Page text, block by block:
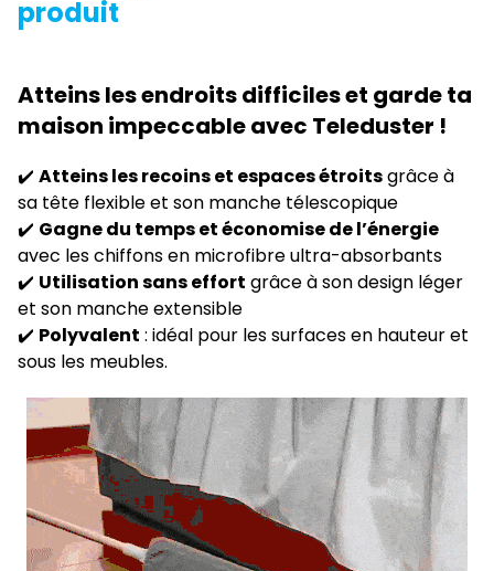
produit
Atteins les endroits difficiles et garde ta
maison impeccable avec Teleduster !
✔️ Atteins les recoins et espaces étroitsgrâce à
sa tête flexible et son manche télescopique
✔️ Gagne du temps et économise de l’énergie
avec les chiffons en microfibre ultra-absorbants
✔️ Utilisation sans effort grâce à son design léger
et son manche extensible
✔️ Polyvalent : idéal pour les surfaces en hauteur et
sous les meubles.